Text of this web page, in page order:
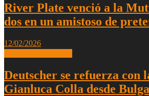
River Plate venció a la
dos en un amistoso de
12/02/2026
Deutscher se refuerza con
Gianluca Colla desde